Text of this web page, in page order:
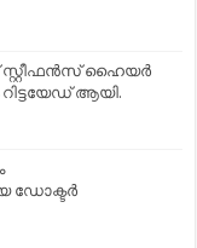
സ്റ്റീഫൻസ് ഹൈയർ
റിട്ടയേഡ് ആയി.
ഡോക്ടർ